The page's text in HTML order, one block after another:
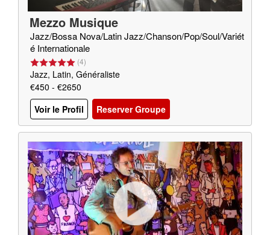
Mezzo Musique
Jazz/Bossa Nova/Latin Jazz/Chanson/Pop/Soul/Variét
é Internationale
(4)
Jazz, Latin, Généraliste
€450 - €2650
Voir le Profil
Reserver Groupe